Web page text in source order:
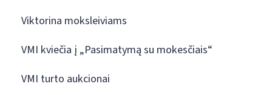
Viktorina moksleiviams
VMI kviečia į „Pasimatymą su mokesčiais“
VMI turto aukcionai